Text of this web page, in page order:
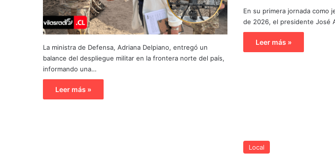
En su primera jornada como
de 2026, el presidente José
Leer más »
La ministra de Defensa, Adriana Delpiano, entregó un
balance del despliegue militar en la frontera norte del país,
informando una…
Leer más »
Local